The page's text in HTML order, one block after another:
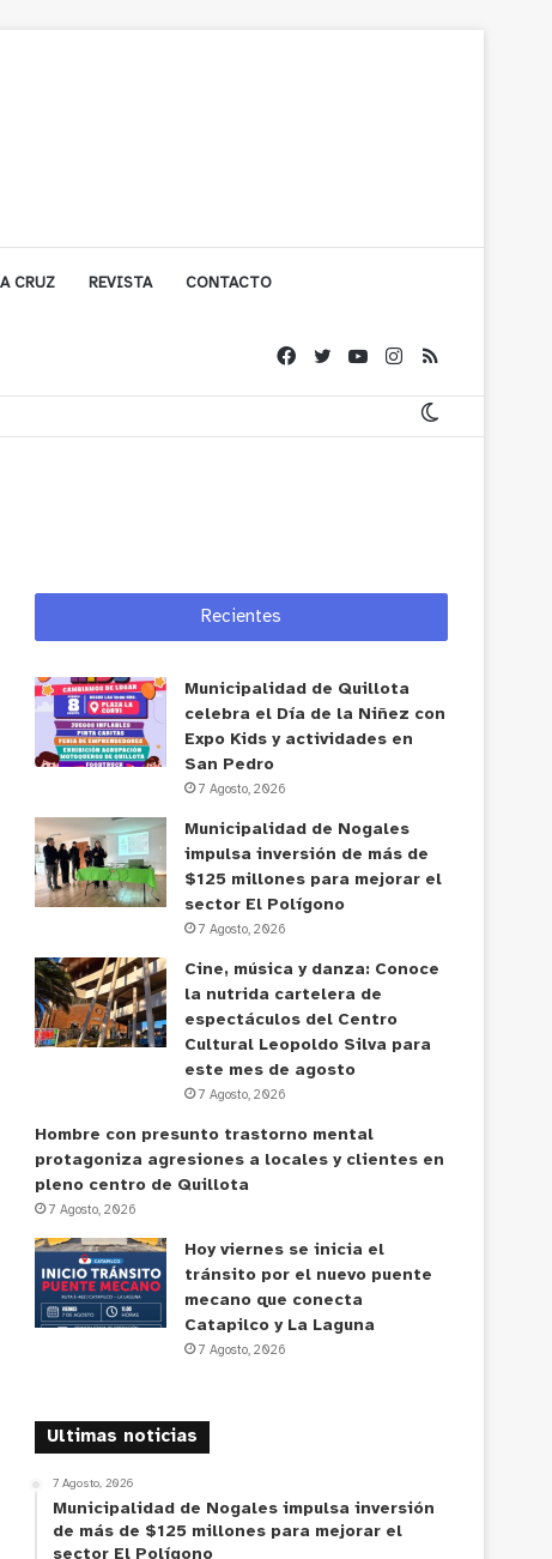
CRUZ REVISTA CONTACTO
Recientes
Municipalidad de Quillota
celebra el Día de la Niñez con
Expo Kids y actividades en
San Pedro
7 Agosto, 2026
Municipalidad de Nogales
impulsa inversión de más de
$125 millones para mejorar el
sector El Polígono
7 Agosto, 2026
Cine, música y danza: Conoce
la nutrida cartelera de
espectáculos del Centro
Cultural Leopoldo Silva para
este mes de agosto
7 Agosto, 2026
Hombre con presunto trastorno mental
protagoniza agresiones a locales y clientes en
pleno centro de Quillota
7 Agosto, 2026
Hoy viernes se inicia el
tránsito por el nuevo puente
mecano que conecta
Catapilco y La Laguna
7 Agosto, 2026
Ultimas noticias
7 Agosto, 2026
Municipalidad de Nogales impulsa inversión
de más de $125 millones para mejorar el
sector El Polígono